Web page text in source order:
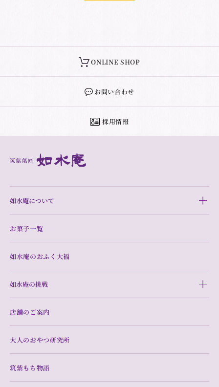
ONLINE SHOP
お問い合わせ
採用情報
如水庵について
お菓子一覧
如水庵のおふく大福
如水庵の挑戦
店舗のご案内
大人のおやつ研究所
筑紫もち物語